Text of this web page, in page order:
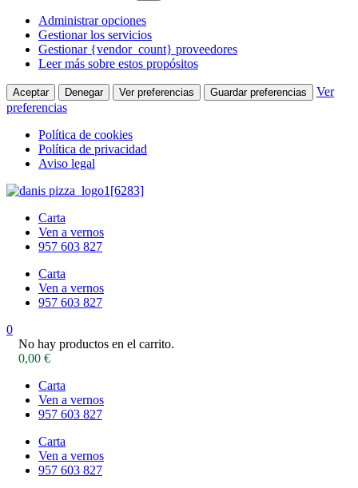
Administrar opciones
Gestionar los servicios
Gestionar {vendor_count} proveedores
Leer más sobre estos propósitos
Aceptar Denegar Ver preferencias Guardar preferencias
Ver
preferencias
Política de cookies
Política de privacidad
Aviso legal
Carta
Ven a vernos
957 603 827
Carta
Ven a vernos
957 603 827
0
No hay productos en el carrito.
0,00 €
Carta
Ven a vernos
957 603 827
Carta
Ven a vernos
957 603 827